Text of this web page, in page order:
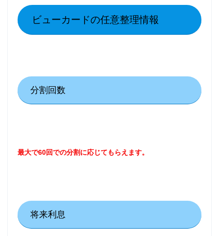
ビューカードの任意整理情報
分割回数
最大で60回での分割に応じてもらえます。
将来利息